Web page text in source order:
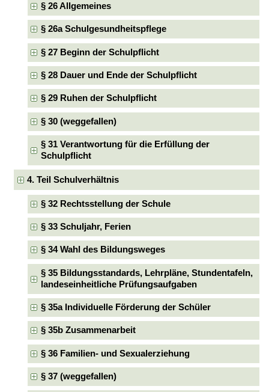
§ 26 Allgemeines
§ 26a Schulgesundheitspflege
§ 27 Beginn der Schulpflicht
§ 28 Dauer und Ende der Schulpflicht
§ 29 Ruhen der Schulpflicht
§ 30 (weggefallen)
§ 31 Verantwortung für die Erfüllung der
Schulpflicht
4. Teil Schulverhältnis
§ 32 Rechtsstellung der Schule
§ 33 Schuljahr, Ferien
§ 34 Wahl des Bildungsweges
§ 35 Bildungsstandards, Lehrpläne, Stundentafeln,
landeseinheitliche Prüfungsaufgaben
§ 35a Individuelle Förderung der Schüler
§ 35b Zusammenarbeit
§ 36 Familien- und Sexualerziehung
§ 37 (weggefallen)